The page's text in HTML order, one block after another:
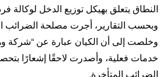
النطاق يتعلق بهيكل توزيع الدخل لوكالة
وبحسب التقارير، أجرت مصلحة الضرائب
وخلصت إلى أن الكيان عبارة عن “شركة
خدمات فعلية، وأصدرت لاحقًا إشعارًا
الضرائب المتأخرة.